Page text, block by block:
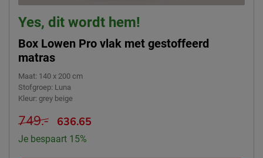
Yes, dit wordt hem!
Box Lowen Pro vlak met gestoffeerd
matras
Maat: 140 x 200 cm
Stofgroep: Luna
Kleur: grey beige
749.- 636.65
Je bespaart 15%